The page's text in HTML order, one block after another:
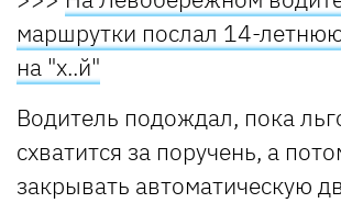
маршрутки послал 14-
на "х..й"
Водитель подождал, пока
схватится за поручень, а
закрывать автоматическую